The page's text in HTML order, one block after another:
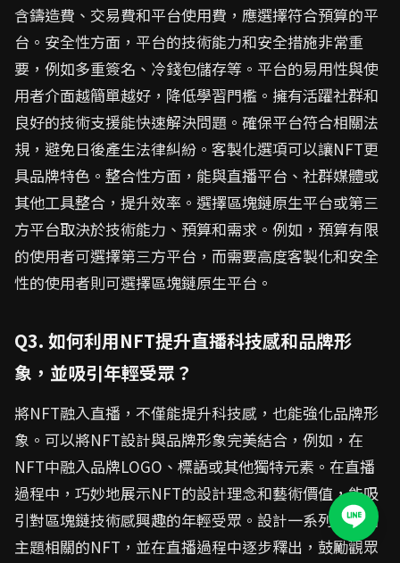
含鑄造費、交易費和平台使用費，應選擇符合預算的平
台。安全性方面，平台的技術能力和安全措施非常重
要，例如多重簽名、冷錢包儲存等。平台的易用性與使
用者介面越簡單越好，降低學習門檻。擁有活躍社群和
良好的技術支援能快速解決問題。確保平台符合相關法
規，避免日後產生法律糾紛。客製化選項可以讓NFT更
具品牌特色。整合性方面，能與直播平台、社群媒體或
其他工具整合，提升效率。選擇區塊鏈原生平台或第三
方平台取決於技術能力、預算和需求。例如，預算有限
的使用者可選擇第三方平台，而需要高度客製化和安全
性的使用者則可選擇區塊鏈原生平台。
Q3. 如何利用NFT提升直播科技感和品牌形
象，並吸引年輕受眾？
將NFT融入直播，不僅能提升科技感，也能強化品牌形
象。可以將NFT設計與品牌形象完美結合，例如，在
NFT中融入品牌LOGO、標語或其他獨特元素。在直播
過程中，巧妙地展示NFT的設計理念和藝術價值，能吸
引對區塊鏈技術感興趣的年輕受眾。設計一系列與直播
主題相關的NFT，並在直播過程中逐步釋出，鼓勵觀眾